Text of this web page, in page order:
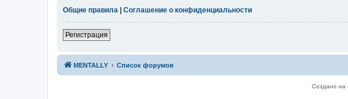
Общие правила
Соглашение о конфиденциальности
Регистрация
MENTALLY Список форумов
Создано на